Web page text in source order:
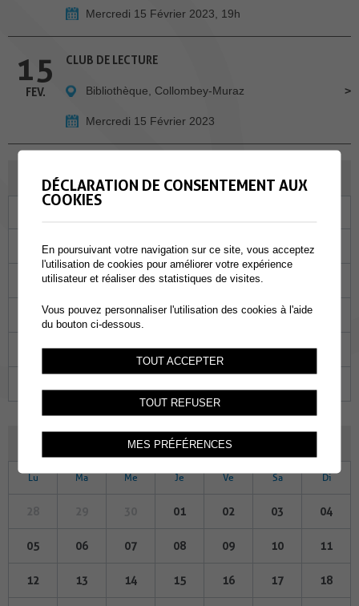
Mercredi 15 Février 2023, 19h
15
FEV.
CLUB DE LECTURE
Bibliothèque, Collombey-Muraz
Mercredi 15 Février 2023
NOVEMBRE 2022
01 02 03 04 05
08 09 10 11
15 16 17 18 19
22 23 24 25 26
DÉCEMBRE 2022
Lu Ma Me Je Ve Sa Di
01 02 03 04
05 06 07 08 09 10 11
12 13 14 15 16 17 18
DÉCLARATION DE CONSENTEMENT AUX
COOKIES
En poursuivant votre navigation sur ce site, vous acceptez
l'utilisation de cookies pour améliorer votre expérience
utilisateur et réaliser des statistiques de visites.
Vous pouvez personnaliser l'utilisation des cookies à l'aide
du bouton ci-dessous.
TOUT ACCEPTER
TOUT REFUSER
MES PRÉFÉRENCES